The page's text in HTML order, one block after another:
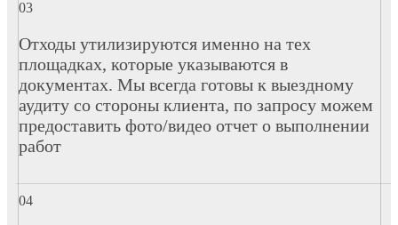
Отходы утилизируются именно на тех
площадках, которые указываются в
документах. Мы всегда готовы к выездному
аудиту со стороны клиента, по запросу можем
предоставить фото/видео отчет о выполнении
работ